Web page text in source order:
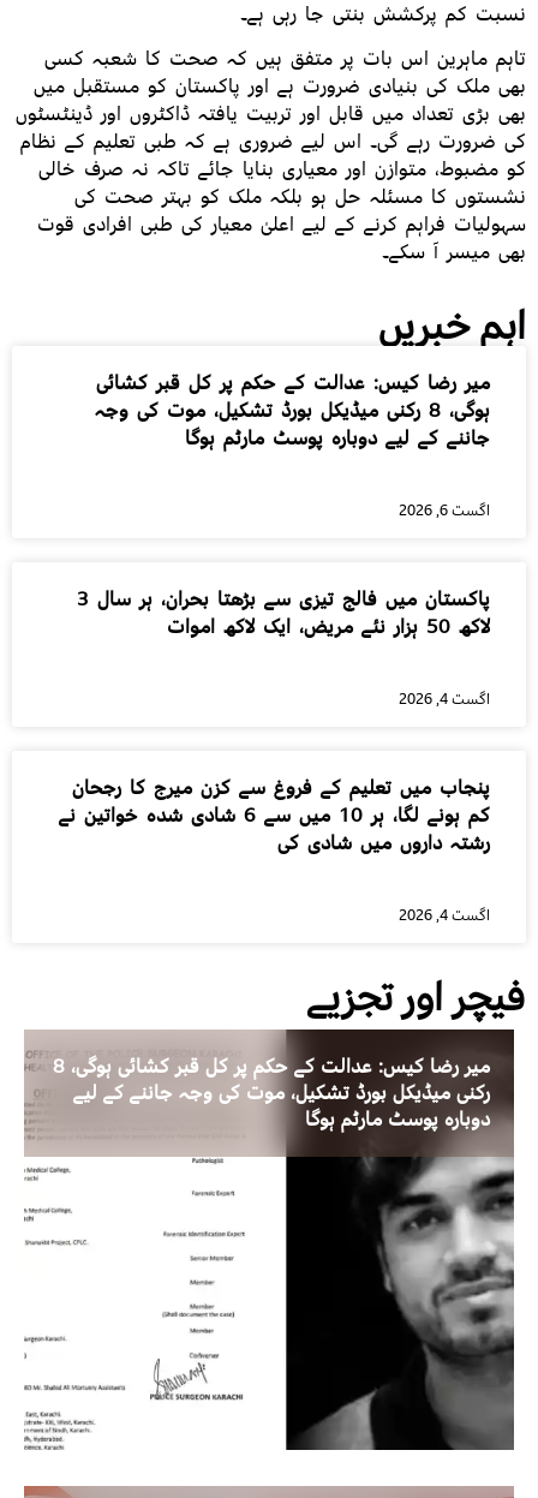
نسبت کم پرکشش بنتی جا رہی ہے۔
تاہم ماہرین اس بات پر متفق ہیں کہ صحت کا شعبہ کسی
بھی ملک کی بنیادی ضرورت ہے اور پاکستان کو مستقبل میں
بھی بڑی تعداد میں قابل اور تربیت یافتہ ڈاکٹروں اور ڈینٹسٹوں
کی ضرورت رہے گی۔ اس لیے ضروری ہے کہ طبی تعلیم کے نظام
کو مضبوط، متوازن اور معیاری بنایا جائے تاکہ نہ صرف خالی
نشستوں کا مسئلہ حل ہو بلکہ ملک کو بہتر صحت کی
سہولیات فراہم کرنے کے لیے اعلیٰ معیار کی طبی افرادی قوت
بھی میسر آ سکے۔
اہم خبریں
میر رضا کیس: عدالت کے حکم پر کل قبر کشائی
ہوگی، 8 رکنی میڈیکل بورڈ تشکیل، موت کی وجہ
جاننے کے لیے دوبارہ پوسٹ مارٹم ہوگا
اگست 6, 2026
پاکستان میں فالج تیزی سے بڑھتا بحران، ہر سال 3
لاکھ 50 ہزار نئے مریض، ایک لاکھ اموات
اگست 4, 2026
پنجاب میں تعلیم کے فروغ سے کزن میرج کا رجحان
کم ہونے لگا، ہر 10 میں سے 6 شادی شدہ خواتین نے
رشتہ داروں میں شادی کی
اگست 4, 2026
فیچر اور تجزیے
میر رضا کیس: عدالت کے حکم پر کل قبر کشائی ہوگی، 8
رکنی میڈیکل بورڈ تشکیل، موت کی وجہ جاننے کے لیے
دوبارہ پوسٹ مارٹم ہوگا